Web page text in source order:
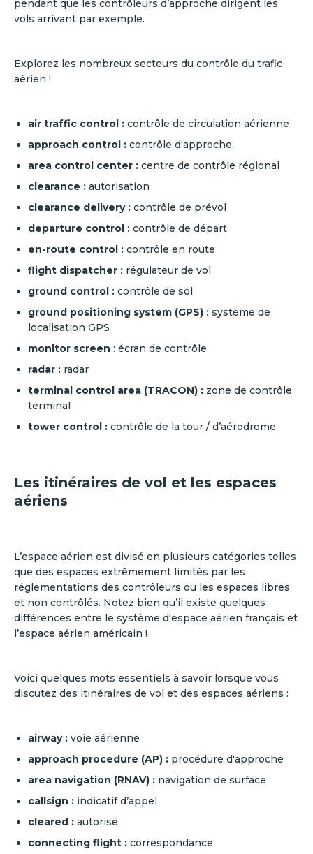
pendant que les contrôleurs d’approche dirigent les
vols arrivant par exemple.
Explorez les nombreux secteurs du contrôle du trafic
aérien !
air traffic control : contrôle de circulation aérienne
approach control : contrôle d'approche
area control center : centre de contrôle régional
clearance : autorisation
clearance delivery : contrôle de prévol
departure control : contrôle de départ
en-route control : contrôle en route
flight dispatcher : régulateur de vol
ground control : contrôle de sol
ground positioning system (GPS) : système de
localisation GPS
monitor screen : écran de contrôle
radar : radar
terminal control area (TRACON) : zone de contrôle
terminal
tower control : contrôle de la tour / d’aérodrome
Les itinéraires de vol et les espaces
aériens
L’espace aérien est divisé en plusieurs catégories telles
que des espaces extrêmement limités par les
réglementations des contrôleurs ou les espaces libres
et non contrôlés. Notez bien qu’il existe quelques
différences entre le système d'espace aérien français et
l’espace aérien américain !
Voici quelques mots essentiels à savoir lorsque vous
discutez des itinéraires de vol et des espaces aériens :
airway : voie aérienne
approach procedure (AP) : procédure d'approche
area navigation (RNAV) : navigation de surface
callsign : indicatif d’appel
cleared : autorisé
connecting flight : correspondance